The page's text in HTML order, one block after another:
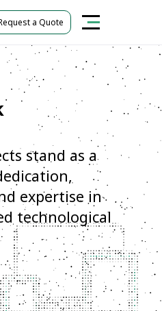
a Quote
stand as a
expertise in
technological